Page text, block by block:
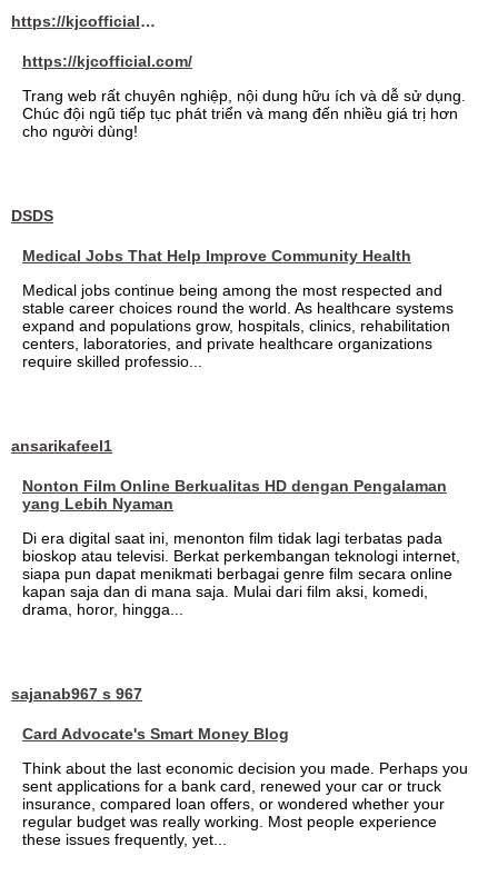
https://kjcofficial.com/
https://kjcofficial.com/
Trang web rất chuyên nghiệp, nội dung hữu ích và dễ sử dụng.
Chúc đội ngũ tiếp tục phát triển và mang đến nhiều giá trị hơn
cho người dùng!
DSDS
Medical Jobs That Help Improve Community Health
Medical jobs continue being among the most respected and
stable career choices round the world. As healthcare systems
expand and populations grow, hospitals, clinics, rehabilitation
centers, laboratories, and private healthcare organizations
require skilled professio...
ansarikafeel1
Nonton Film Online Berkualitas HD dengan Pengalaman
yang Lebih Nyaman
Di era digital saat ini, menonton film tidak lagi terbatas pada
bioskop atau televisi. Berkat perkembangan teknologi internet,
siapa pun dapat menikmati berbagai genre film secara online
kapan saja dan di mana saja. Mulai dari film aksi, komedi,
drama, horor, hingga...
sajanab967 s 967
Card Advocate's Smart Money Blog
Think about the last economic decision you made. Perhaps you
sent applications for a bank card, renewed your car or truck
insurance, compared loan offers, or wondered whether your
regular budget was really working. Most people experience
these issues frequently, yet...